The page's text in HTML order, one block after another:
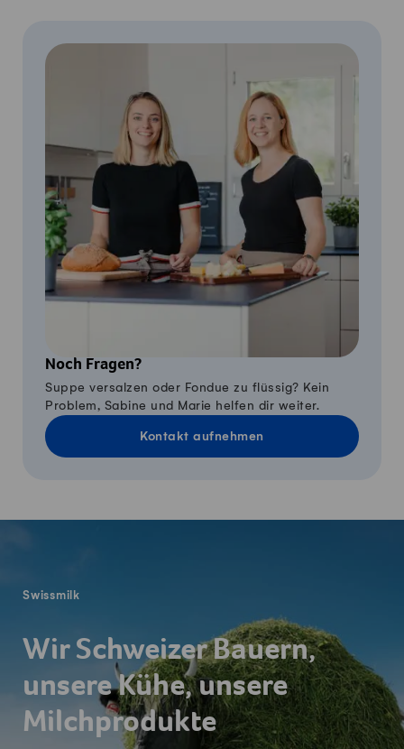
Noch Fragen?
Suppe versalzen oder Fondue zu flüssig? Kein
Problem, Sabine und Marie helfen dir weiter.
Kontakt aufnehmen
Swissmilk
Wir Schweizer Bauern,
unsere Kühe, unsere
Milchprodukte